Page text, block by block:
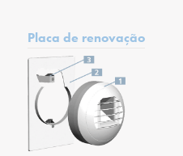
Placa de renovação